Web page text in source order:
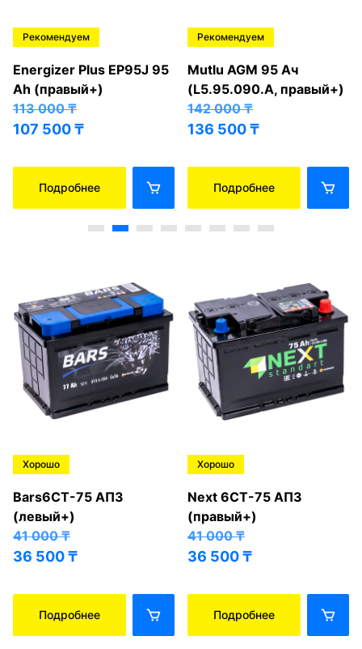
Рекомендуем
Energizer Plus EP95J 95
Ah (правый+)
113 000₸
107 500₸
Подробнее
Рекомендуем
Mutlu AGM 95 Ач
(L5.95.090.A, правый+)
142 000₸
136 500₸
Подробнее
Хорошо
Bars6СТ-75 АПЗ
(левый+)
41 000₸
36 500₸
Подробнее
Хорошо
Next 6СТ-75 АПЗ
(правый+)
41 000₸
36 500₸
Подробнее